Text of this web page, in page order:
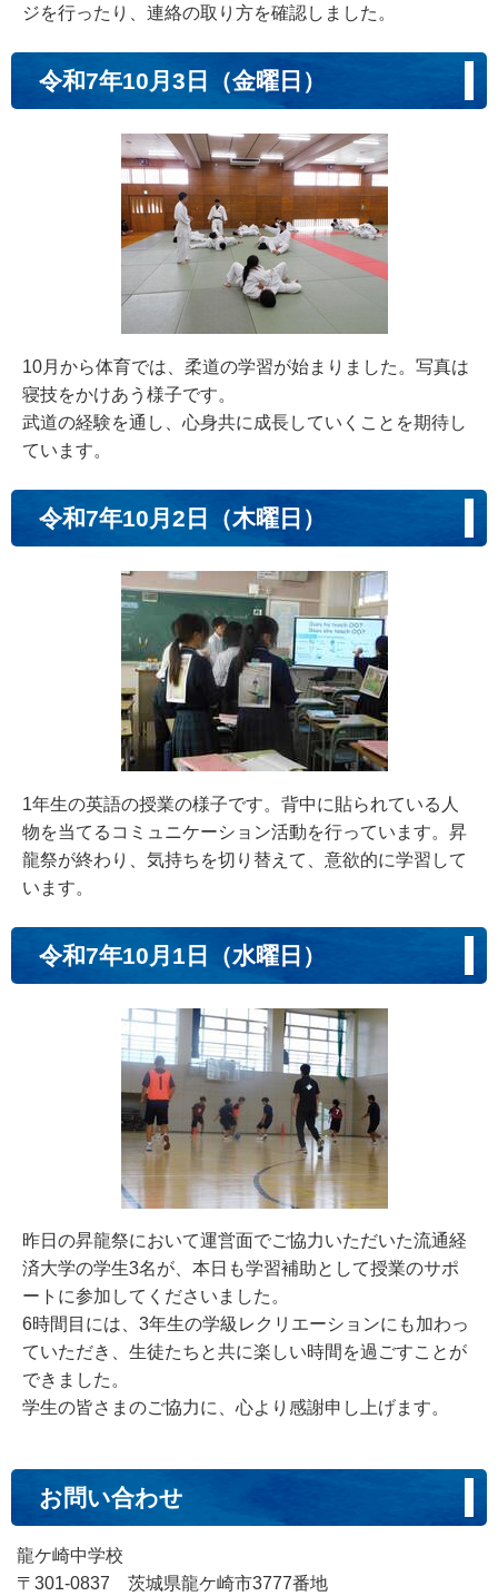
ジを行ったり、連絡の取り方を確認しました。
令和7年10月3日（金曜日）
10月から体育では、柔道の学習が始まりました。写真は
寝技をかけあう様子です。
武道の経験を通し、心身共に成長していくことを期待し
ています。
令和7年10月2日（木曜日）
1年生の英語の授業の様子です。背中に貼られている人
物を当てるコミュニケーション活動を行っています。昇
龍祭が終わり、気持ちを切り替えて、意欲的に学習して
います。
令和7年10月1日（水曜日）
昨日の昇龍祭において運営面でご協力いただいた流通経
済大学の学生3名が、本日も学習補助として授業のサポ
ートに参加してくださいました。
6時間目には、3年生の学級レクリエーションにも加わっ
ていただき、生徒たちと共に楽しい時間を過ごすことが
できました。
学生の皆さまのご協力に、心より感謝申し上げます。
お問い合わせ
龍ケ崎中学校
〒301-0837 茨城県龍ケ崎市3777番地